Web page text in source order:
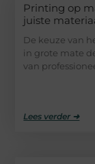
Printing op
juiste
De keuze van
in grote mate
van
Lees verder ➜